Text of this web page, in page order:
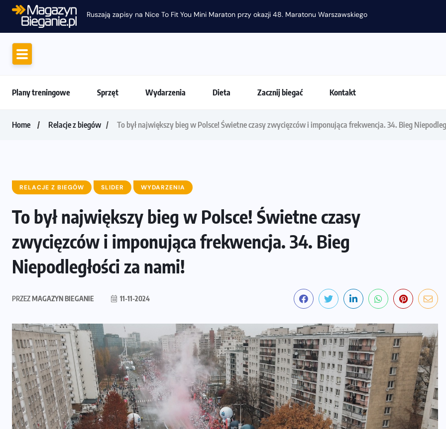
Ruszają zapisy na Nice To Fit You Mini Maraton przy okazji 48. Maratonu Warszawskiego
Plany treningowe Sprzęt Wydarzenia Dieta Zacznij biegać Kontakt
Home Relacje z biegów To był największy bieg w Polsce! Świetne czasy zwycięzców i imponująca frekwencja. 34. Bieg
RELACJE Z BIEGÓW SLIDER WYDARZENIA
To był największy bieg w Polsce! Świetne czasy
zwycięzców i imponująca frekwencja. 34. Bieg
Niepodległości za nami!
PRZEZMAGAZYN BIEGANIE 11-11-2024